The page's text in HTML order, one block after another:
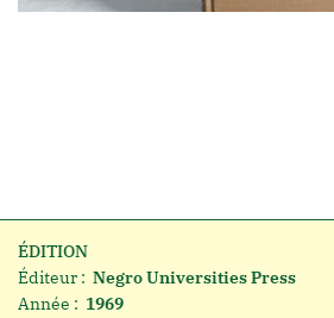
ÉDITION
Éditeur : Negro Universities Press
Année : 1969